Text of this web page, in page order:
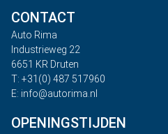
CONTACT
Auto Rima
Industrieweg 22
6651 KR Druten
T: +31(0) 487 517960
E: info@autorima.nl
OPENINGSTIJDEN